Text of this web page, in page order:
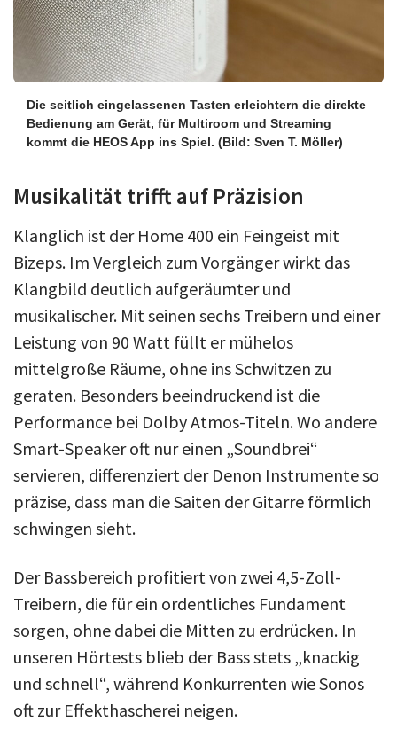
Die seitlich eingelassenen Tasten erleichtern die direkte
Bedienung am Gerät, für Multiroom und Streaming
kommt die HEOS App ins Spiel. (Bild: Sven T. Möller)
Musikalität trifft auf Präzision
Klanglich ist der Home 400 ein Feingeist mit
Bizeps. Im Vergleich zum Vorgänger wirkt das
Klangbild deutlich aufgeräumter und
musikalischer. Mit seinen sechs Treibern und einer
Leistung von 90 Watt füllt er mühelos
mittelgroße Räume, ohne ins Schwitzen zu
geraten. Besonders beeindruckend ist die
Performance bei Dolby Atmos-Titeln. Wo andere
Smart-Speaker oft nur einen „Soundbrei“
servieren, differenziert der Denon Instrumente so
präzise, dass man die Saiten der Gitarre förmlich
schwingen sieht.
Der Bassbereich profitiert von zwei 4,5-Zoll-
Treibern, die für ein ordentliches Fundament
sorgen, ohne dabei die Mitten zu erdrücken. In
unseren Hörtests blieb der Bass stets „knackig
und schnell“, während Konkurrenten wie Sonos
oft zur Effekthascherei neigen.